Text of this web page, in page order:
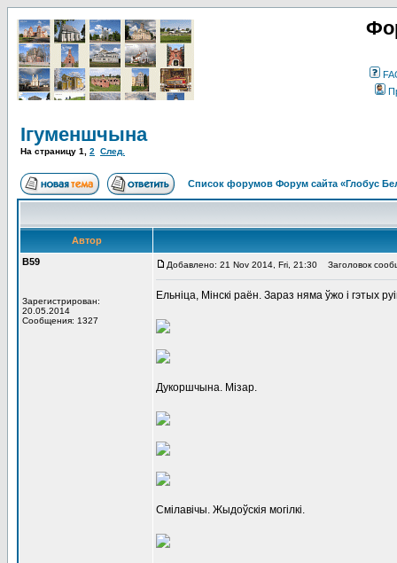
Ігуменшчына
На страницу 1 2 След.
Список форумов Форум сайта «Глобус
Автор
В59
Зарегистрирован:
20.05.2014
Сообщения: 1327
Добавлено: 21 Nov 2014, Fri, 21:30 Заголовок
Ельніца, Мінскі раён. Зараз няма ўжо і гэтых
Дукоршчына. Мізар.
Смілавічы. Жыдоўскія могілкі.